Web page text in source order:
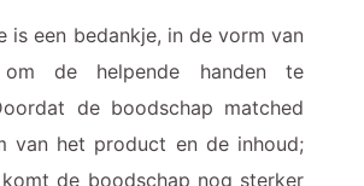
is een bedankje, in de vorm van
de helpende handen te
de boodschap matched
van het product en de inhoud;
komt de boodschap nog sterker